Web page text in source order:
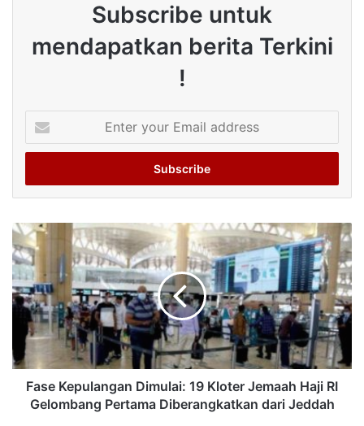
Subscribe untuk
mendapatkan berita Terkini
!
your
Email
Fase Kepulangan Dimulai: 19 Kloter Jemaah Haji RI
Gelombang Pertama Diberangkatkan dari Jeddah